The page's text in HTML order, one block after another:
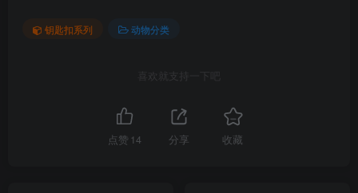
钥匙扣系列 动物分类
喜欢就支持一下吧
点赞 14 分享 收藏